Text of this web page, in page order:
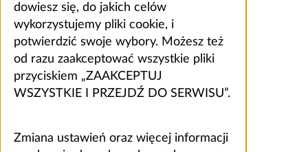
dowiesz się, do jakich celów
wykorzystujemy pliki cookie, i
potwierdzić swoje wybory. Możesz też
od razu zaakceptować wszystkie pliki
przyciskiem „ZAAKCEPTUJ
WSZYSTKIE I PRZEJDŹ DO SERWISU”.
Zmiana ustawień oraz więcej informacji